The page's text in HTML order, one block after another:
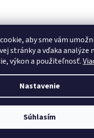
aby sme vám
stránky a vďaka analýze
výkon a použiteľnosť.
Nastavenie
Súhlasím
Vytvoril Shoptet
Hexim.sk. Všetky práva